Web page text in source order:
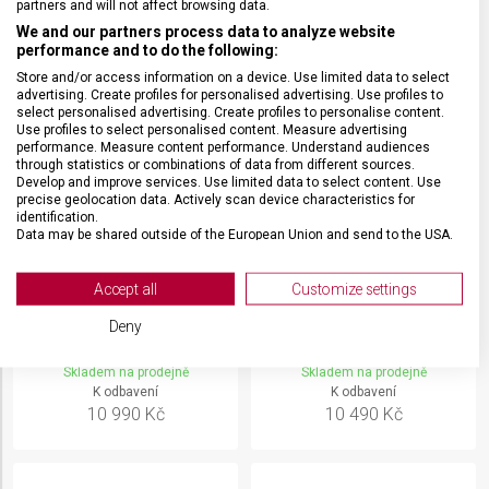
LARGE HARDSIDE
Skladem na prodejně
K odbavení
10 990 Kč
Skladem na prodejně
K odbavení
10 490 Kč
partners and will not affect browsing data.
We and our partners process data to analyze website
performance and to do the following:
Store and/or access information on a device. Use limited data to select
advertising. Create profiles for personalised advertising. Use profiles to
select personalised advertising. Create profiles to personalise content.
Use profiles to select personalised content. Measure advertising
performance. Measure content performance. Understand audiences
through statistics or combinations of data from different sources.
Develop and improve services. Use limited data to select content. Use
precise geolocation data. Actively scan device characteristics for
identification.
Data may be shared outside of the European Union and send to the USA.
View Partner List (2 IAB Vendors)
We use your data for the following purposes:
Store and/or access information on a device
Use limited data to select advertising
Accept all Customize settings
Deny